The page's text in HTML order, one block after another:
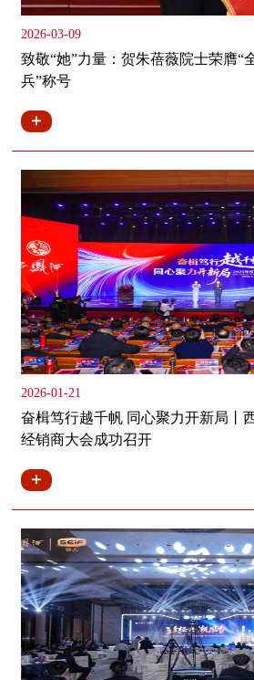
2026-03-09
致敬“她”力量：贺朱蓓薇院士荣膺“
兵”称号
2026-01-21
奋楫笃行越千帆 同心聚力开新局丨
经销商大会成功召开